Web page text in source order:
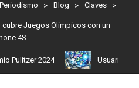
> Blog > Claves >
Juegos Olímpicos con un
4S
2024 Usuarios de